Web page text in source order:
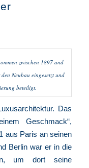
zwischen 1897 and
Neubau eingesetzt und
beteiligt.
Das
Geschmack“,
aus Paris an seinen
Berlin war er in die
um dort seine